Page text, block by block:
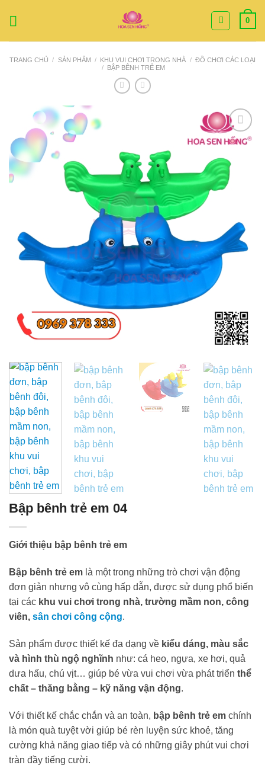
0
TRANG CHỦ / SẢN PHẨM / KHU VUI CHƠI TRONG NHÀ / ĐỒ CHƠI CÁC LOẠI
/ BẬP BÊNH TRẺ EM
Add to
Bập bênh trẻ em 04
Giới thiệu bập bênh trẻ em
Bập bênh trẻ em là một trong những trò chơi vận động
đơn giản nhưng vô cùng hấp dẫn, được sử dụng phổ biến
tại các khu vui chơi trong nhà, trường mầm non, công
viên, sân chơi công cộng.
Sản phẩm được thiết kế đa dạng về kiểu dáng, màu sắc
và hình thù ngộ nghĩnh như: cá heo, ngựa, xe hơi, quả
dưa hấu, chú vịt… giúp bé vừa vui chơi vừa phát triển thể
chất – thăng bằng – kỹ năng vận động.
Với thiết kế chắc chắn và an toàn, bập bênh trẻ em chính
là món quà tuyệt vời giúp bé rèn luyện sức khoẻ, tăng
cường khả năng giao tiếp và có những giây phút vui chơi
tràn đầy tiếng cười.